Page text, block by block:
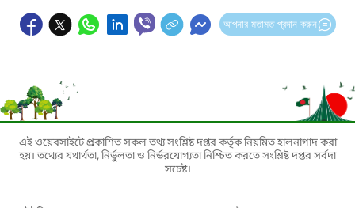
আপনার মতামত প্রদান করুন
এই ওয়েবসাইটে প্রকাশিত সকল তথ্য সংশ্লিষ্ট দপ্তর কর্তৃক নিয়মিত হালনাগাদ করা
হয়। তথ্যের যথার্থতা, নির্ভুলতা ও নির্ভরযোগ্যতা নিশ্চিত করতে সংশ্লিষ্ট দপ্তর সর্বদা
সচেষ্ট।